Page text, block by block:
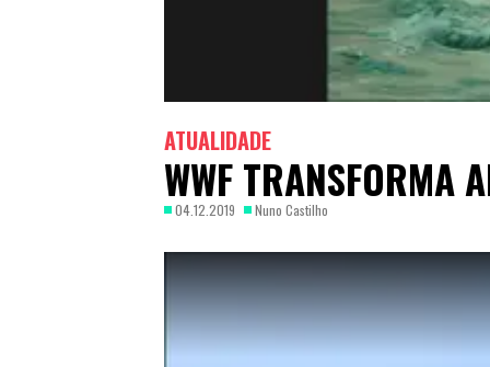
ATUALIDADE
WWF TRANSFORMA
04.12.2019 Nuno Castilho